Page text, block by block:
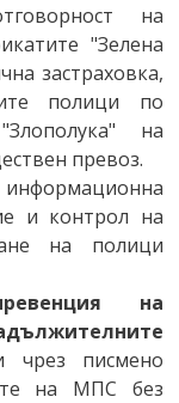
на
"Зелена
застраховка,
полици по
на
превоз.
и контрол на
на полици
на
чрез писмено
на МПС без